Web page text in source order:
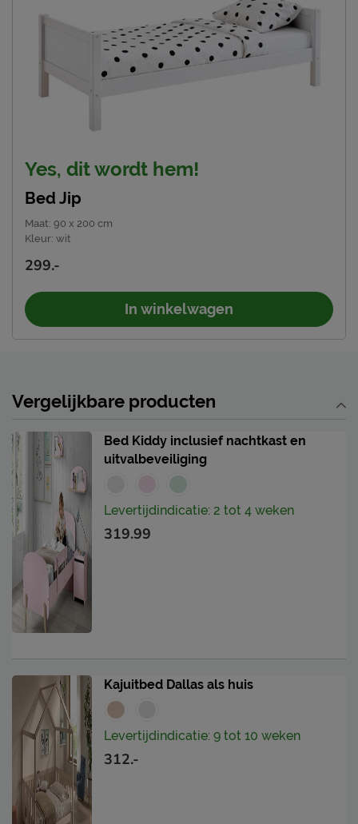
Yes, dit wordt hem!
Bed Jip
Maat: 90 x 200 cm
Kleur: wit
299.-
In winkelwagen
Vergelijkbare producten
Bed Kiddy inclusief nachtkast en
uitvalbeveiliging
Levertijdindicatie: 2 tot 4 weken
319.99
Kajuitbed Dallas als huis
Levertijdindicatie: 9 tot 10 weken
312.-